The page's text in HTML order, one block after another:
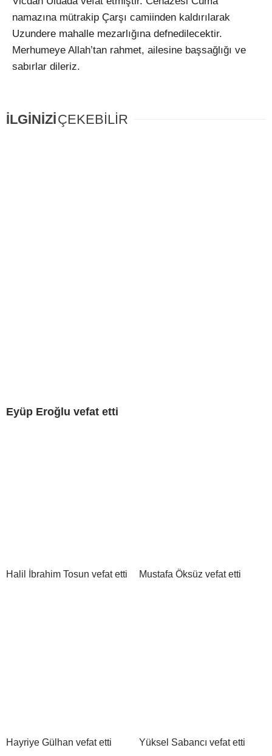
namazına mütrakip Çarşı camiinden kaldırılarak
Uzundere mahalle mezarlığına defnedilecektir.
Merhumeye Allah’tan rahmet, ailesine başsağlığı ve
sabırlar dileriz.
İLGİNİZİÇEKEBİLİR
Eyüp Eroğlu vefat etti
Halil İbrahim Tosun vefat etti Mustafa Öksüz vefat etti
Hayriye Gülhan vefat etti Yüksel Sabancı vefat etti